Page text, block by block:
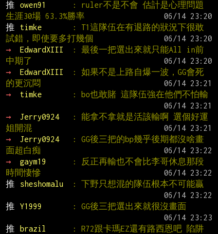
推
owen91
: ruler不是不會 估計是心理問題
生涯30場 63.3%勝率
推
timke
: T1這隊伍在有退路的狀況下很敢
試錯，即使要多打幾個
→
EdwardXIII
: 最後一把選出來就只能All in前
中期了
→
EdwardXIII
: 如果不是上路自爆一波，GG會死
的更沉悶
→
timke
: bo也敢賭 這隊伍強在他們不怕輸
→
Jerry0924
: 能拿不拿就是活該輸啊 選個好運
姐開混
→
Jerry0924
: GG後三把的bp幾乎後期都沒啥畫
面超白痴
→
gaym19
: 反正再輸也不會比李哥休息那段
時間悽慘
推
sheshomalu
: 下野只想混的隊伍根本不可能贏
推
Y1999
: GG後三把選出來就很沒畫面
推
brazil
: R72跟卡瑪EZ還有路西恩吧 陷阱